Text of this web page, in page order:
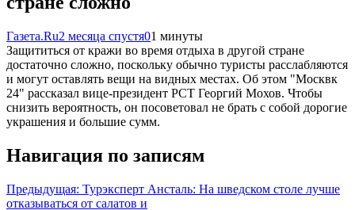
Газета.Ru2 месяца спустя01 минуты
Защититься от кражи во время отдыха в другой стране
достаточно сложно, поскольку обычно туристы расслабляются
и могут оставлять вещи на видных местах. Об этом "Москвк
24" рассказал вице-президент РСТ Георгий Мохов. Чтобы
снизить вероятность, он посоветовал не брать с собой дорогие
украшения и большие сумм.
Навигация по записям
Предыдущая: Турэксперт Ансталь: На шведском столе лучше
отказываться от салатов и